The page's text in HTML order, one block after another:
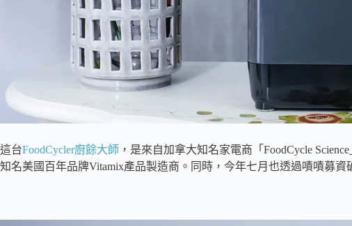
這台FoodCycler廚餘大師 ，是來自加拿大知名家電商「FoodCycle
知名美國百年品牌Vitamix產品製造商。同時，今年七月也透過嘖嘖募資